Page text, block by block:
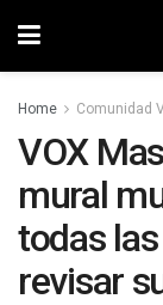
Home Comunidad
VOX
mural
todas
revisar